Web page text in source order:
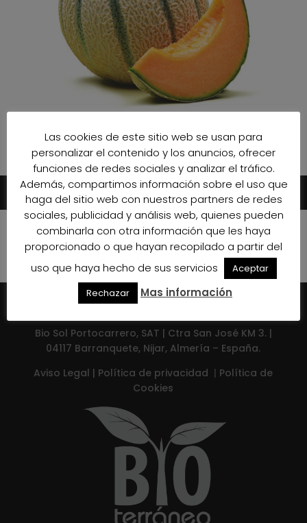
GESCHICHTE PHILOSOPHIE TEAM
PRODUKTION
ZERTIFIKATE
HELFEN SIE UNS ZU HELFEN!
Bio Sol Portocarrero, SAT | Ctra San José KM 3. |
04117 Barranquete, Nijar, Almería – España.
Aviso Legal | Política de privacidad | Política de
Cookies
Las cookies de este sitio web se usan para
personalizar el contenido y los anuncios, ofrecer
funciones de redes sociales y analizar el tráfico.
Además, compartimos información sobre el uso que
haga del sitio web con nuestros partners de redes
sociales, publicidad y análisis web, quienes pueden
combinarla con otra información que les haya
proporcionado o que hayan recopilado a partir del
uso que haya hecho de sus servicios
Aceptar
Rechazar
Mas información